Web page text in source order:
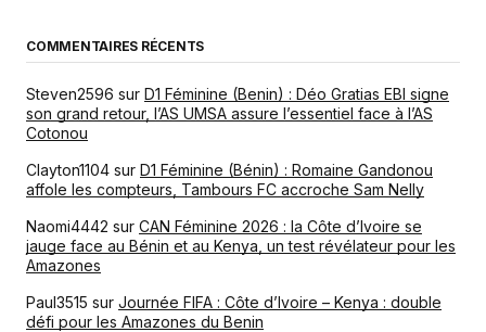
COMMENTAIRES RÉCENTS
Steven2596 sur D1 Féminine (Benin) : Déo Gratias EBI signe
son grand retour, l’AS UMSA assure l’essentiel face à l’AS
Cotonou
Clayton1104 sur D1 Féminine (Bénin) : Romaine Gandonou
affole les compteurs, Tambours FC accroche Sam Nelly
Naomi4442 sur CAN Féminine 2026 : la Côte d’Ivoire se
jauge face au Bénin et au Kenya, un test révélateur pour les
Amazones
Paul3515 sur Journée FIFA : Côte d’Ivoire – Kenya : double
défi pour les Amazones du Benin